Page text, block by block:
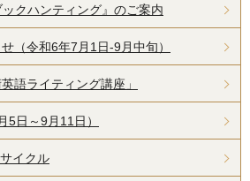
クハンティング』のご案内
（令和6年7月1日-9月中旬）
語ライティング講座」
5日～9月11日）
イクル